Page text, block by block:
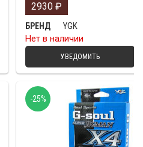
2930 ₽
БРЕНД
YGK
Нет в наличии
УВЕДОМИТЬ
-25%